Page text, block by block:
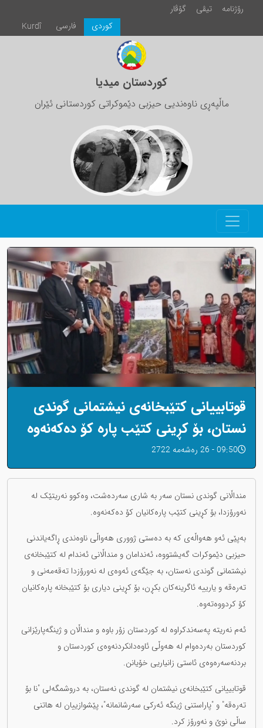
رۆژنامە تیڤی
گۆڤار
Kurdî
فارسی كوردی
کوردستان میدیا
ماڵپەڕی ناوەندیی حیزبی دێموکراتی کوردستانی ئێران
قوتابییانی کتێبخانەی نیشتمانی گوندی
نستان، بۆ کڕینی کتێب پارە کۆ دەکەنەوە
09:50 - 26 رەشەمه 2722
منداڵانی گوندی نستان سەر بە شاری سەردەشت، وەکوو نەریتێک لە
نەورۆزدا، بۆ کڕینی کتێب پارەکانیان کۆ دەکەنەوە.
بەپێی ئەو هەواڵەی کە بە دەستی ژووری هەواڵی ناوەندی ڕاگەیاندنی
حیزبی دێموکرات گەیشتووە، ئەندامان و منداڵانی ئەندام لە کتێبخانەی
نیشتمانی گوندی نەستان، بە جێگەی ئەوەی لە نەورۆزدا تەقەمەنی و
تەرەقە و یارییە ئاگرینەکان بکڕن، بۆ کڕینی دیاری بۆ کتێبخانە پارەکانیان
کۆ کردووەتەوە.
ئەم نەریتە پەسەندکراوە لە کوردستان زۆر باوە و منداڵان و ژینگەپارێزانی
کوردستان بەردەوام لە هەوڵی ئاوەدانکردنەوەی کوردستان و
بردنەسەرەوەی ئاستی زانیاریی خۆیانن.
قوتابییانی کتێبخانەی نیشتمان لە گوندی نەستان، بە دروشمگەلی "نا بۆ
تەرەقە" و "پاراستنی ژینگە ئەرکی سەرشانمانە"، پێشوازییان لە هاتنی
ساڵی نوێ و نەورۆز کرد.